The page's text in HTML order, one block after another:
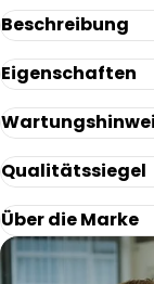
Ihr
Telefon
Ihre
Nachricht
Die mit *
Beschreibung
Eigenschaften
Qualitätssiegel
Über die Marke